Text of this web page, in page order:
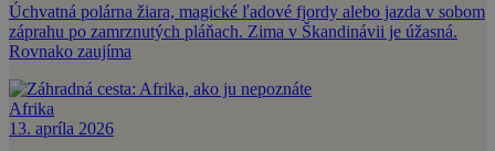
Úchvatná polárna žiara, magické ľadové fjordy alebo jazda v sobom
záprahu po zamrznutých pláňach. Zima v Škandinávii je úžasná.
Rovnako zaujíma
Afrika
13. apríla 2026